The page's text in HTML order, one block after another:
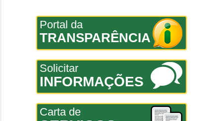
Portal da
TRANSPARÊNCIA
Solicitar
INFORMAÇÕES
Carta de